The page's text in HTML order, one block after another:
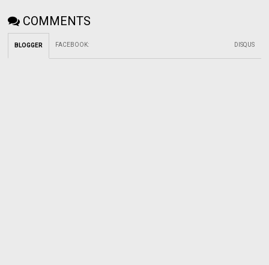
COMMENTS
BLOGGER FACEBOOK: DISQUS